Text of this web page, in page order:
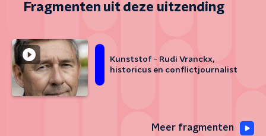
Fragmenten uit deze uitzending
Kunststof - Rudi Vranckx,
historicus en conflictjournalist
Meer fragmenten